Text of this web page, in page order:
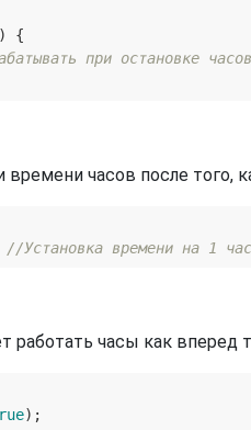
)
при остановке часов
времени часов после того,
//Установка времени на 1 час
работать часы как вперед